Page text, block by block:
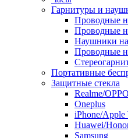
Гарнитуры и
Проводные
Проводные
Наушники
Проводные
Портативные
Защитные стекла
Realme/OPPO
Oneplus
iPhone/Apple
Huawei/
Samsung